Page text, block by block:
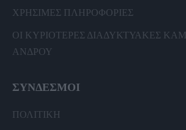
ΧΡΗΣΙΜΕΣ ΠΛΗΡΟΦΟΡΙΕΣ
ΟΙ ΚΥΡΙΟΤΕΡΕΣ ΔΙΑΔΥΚΤΥΑΚΕΣ
ΑΝΔΡΟΥ
ΣΥΝΔΕΣΜΟΙ
ΠΟΛΙΤΙΚΗ